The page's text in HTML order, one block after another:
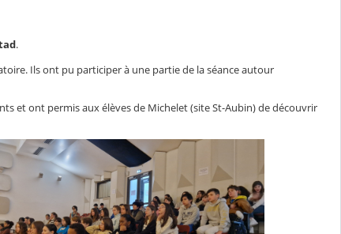
.
Ils ont pu participer à une partie de la séance autour
et ont permis aux élèves de Michelet (site St-Aubin) de découvrir